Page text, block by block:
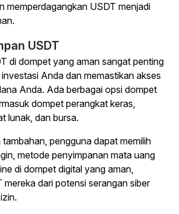
memperdagangkan USDT menjadi
USDT
di dompet yang aman sangat penting
Anda dan memastikan akses
Anda. Ada berbagai opsi dompet
dompet perangkat keras,
lunak, dan bursa.
pengguna dapat memilih
metode penyimpanan mata uang
di dompet digital yang aman,
mereka dari potensi serangan siber